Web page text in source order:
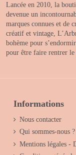
Lancée en 2010, la
devenue un
marques connues et de
créatif et vintage,
bohème pour
pour être faire rentrer le
Informations
Nous contacter
Qui sommes-nous ?
Mentions légales -